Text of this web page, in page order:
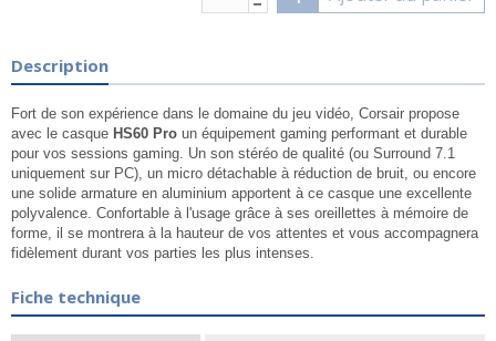
Description
Fort de son expérience dans le domaine du jeu vidéo, Corsair propose
avec le casque HS60 Pro un équipement gaming performant et durable
pour vos sessions gaming. Un son stéréo de qualité (ou Surround 7.1
uniquement sur PC), un micro détachable à réduction de bruit, ou encore
une solide armature en aluminium apportent à ce casque une excellente
polyvalence. Confortable à l'usage grâce à ses oreillettes à mémoire de
forme, il se montrera à la hauteur de vos attentes et vous accompagnera
fidèlement durant vos parties les plus intenses.
Fiche technique